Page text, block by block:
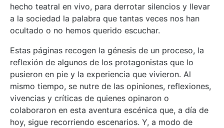
hecho teatral en vivo, para derrotar silencios y llevar
a la sociedad la palabra que tantas veces nos han
ocultado o no hemos querido escuchar.
Estas páginas recogen la génesis de un proceso, la
reflexión de algunos de los protagonistas que lo
pusieron en pie y la experiencia que vivieron. Al
mismo tiempo, se nutre de las opiniones, reflexiones,
vivencias y críticas de quienes opinaron o
colaboraron en esta aventura escénica que, a día de
hoy, sigue recorriendo escenarios. Y, a modo de